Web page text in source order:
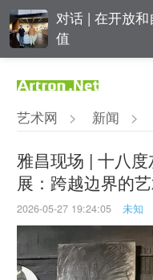
对话 | 在开放
值
为策展式艺术商
吕晓：北京画院
科带来齐白石
翟莫梵：绘画
艺术网 > 新闻 >
雅昌现场 | 十八
展：跨越边界的
2026-05-27 19:24:05 未知